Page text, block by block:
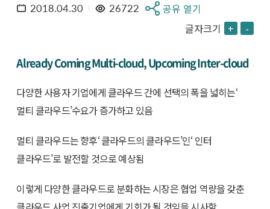
2018.04.30 26722
공유 열기
글자크기 + -
Already Coming Multi-cloud, Upcoming Inter-cloud
다양한 사용자 기업에게 클라우드 간에 선택의 폭을 넓히는‘
멀티 클라우드’수요가 증가하고 있음
멀티 클라우드는 향후‘ 클라우드의 클라우드’인‘ 인터
클라우드’로 발전할 것으로 예상됨
이렇게 다양한 클라우드로 분화하는 시장은 협업 역량을 갖춘